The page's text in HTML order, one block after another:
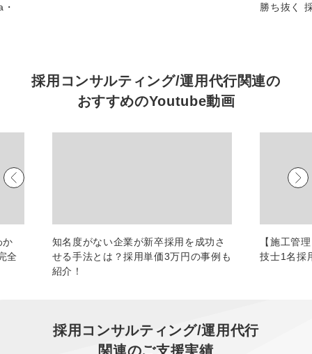
勝ち抜く
採用コンサルティング/運用代行関連の
おすすめのYoutube動画
か
全
知名度がない企業が新卒採用を成功さ
せる手法とは？採用単価3万円の事例も
紹介！
【施工管
技士1名採
採用コンサルティング/運用代行
関連のご支援実績